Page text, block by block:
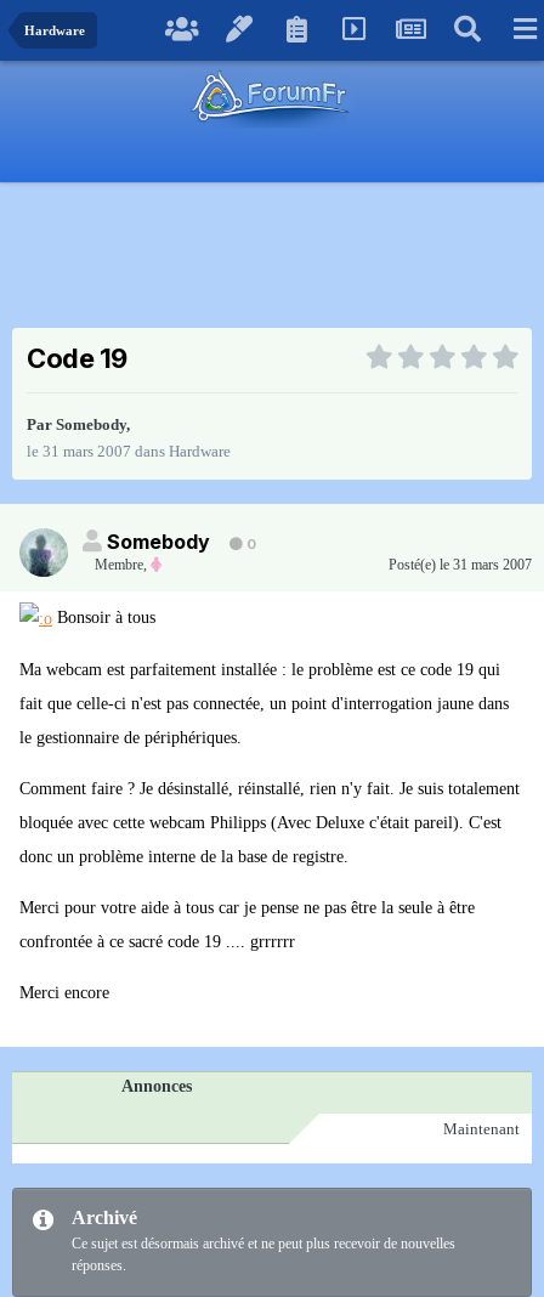
Hardware
Code 19
Par Somebody,
le 31 mars 2007 dans Hardware
Somebody
0
Membre, Posté(e) le 31 mars 2007
Bonsoir à tous
Ma webcam est parfaitement installée : le problème est ce code 19 qui
fait que celle-ci n'est pas connectée, un point d'interrogation jaune dans
le gestionnaire de périphériques.
Comment faire ? Je désinstallé, réinstallé, rien n'y fait. Je suis totalement
bloquée avec cette webcam Philipps (Avec Deluxe c'était pareil). C'est
donc un problème interne de la base de registre.
Merci pour votre aide à tous car je pense ne pas être la seule à être
confrontée à ce sacré code 19 .... grrrrrr
Merci encore
Annonces
Maintenant
Archivé
Ce sujet est désormais archivé et ne peut plus recevoir de nouvelles
réponses.